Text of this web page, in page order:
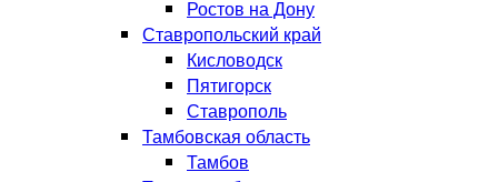
Ростов на Дону
Ставропольский край
Кисловодск
Пятигорск
Ставрополь
Тамбовская область
Тамбов